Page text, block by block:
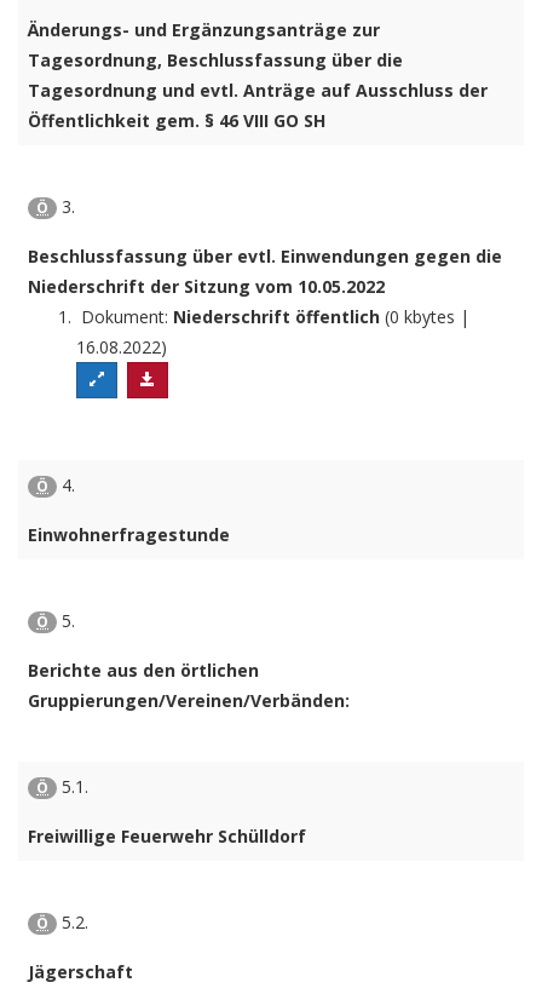
Änderungs- und Ergänzungsanträge zur
Tagesordnung, Beschlussfassung über die
Tagesordnung und evtl. Anträge auf Ausschluss der
Öffentlichkeit gem. § 46 VIII GO SH
Ö 3.
Beschlussfassung über evtl. Einwendungen gegen die
Niederschrift der Sitzung vom 10.05.2022
Dokument: Niederschrift öffentlich (0 kbytes |
16.08.2022)
Ö 4.
Einwohnerfragestunde
Ö 5.
Berichte aus den örtlichen
Gruppierungen/Vereinen/Verbänden:
Ö 5.1.
Freiwillige Feuerwehr Schülldorf
Ö 5.2.
Jägerschaft